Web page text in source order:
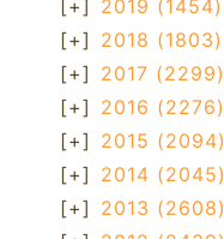
[+] 2019 (1454)
[+] 2018 (1803)
[+] 2017 (2299)
[+] 2016 (2276)
[+] 2015 (2094)
[+] 2014 (2045)
[+] 2013 (2608)